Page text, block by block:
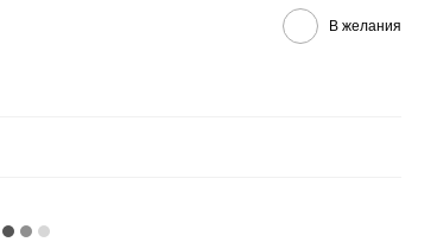
В желания